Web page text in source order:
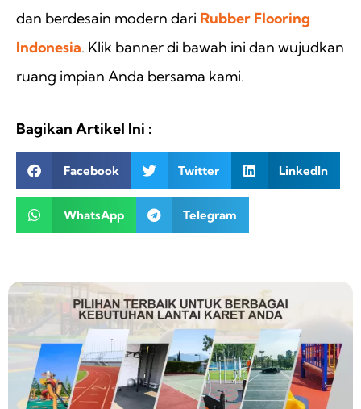
dan berdesain modern dari Rubber Flooring
Indonesia. Klik banner di bawah ini dan wujudkan
ruang impian Anda bersama kami.
Bagikan Artikel Ini :
Facebook Twitter LinkedIn
WhatsApp Telegram